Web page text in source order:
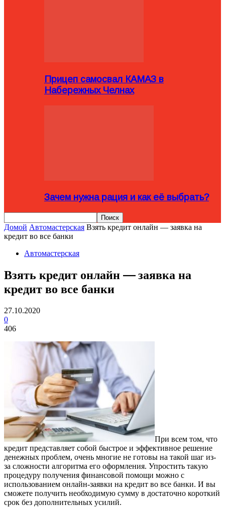
Прицеп самосвал КАМАЗ в
Набережных Челнах
Зачем нужна рация и как её выбрать?
Домой Автомастерская Взять кредит онлайн — заявка на
кредит во все банки
Автомастерская
Взять кредит онлайн — заявка на
кредит во все банки
27.10.2020
0
406
При всем том, что
кредит представляет собой быстрое и эффективное решение
денежных проблем, очень многие не готовы на такой шаг из-
за сложности алгоритма его оформления. Упростить такую
процедуру получения финансовой помощи можно с
использованием онлайн-заявки на кредит во все банки. И вы
сможете получить необходимую сумму в достаточно короткий
срок без дополнительных усилий.